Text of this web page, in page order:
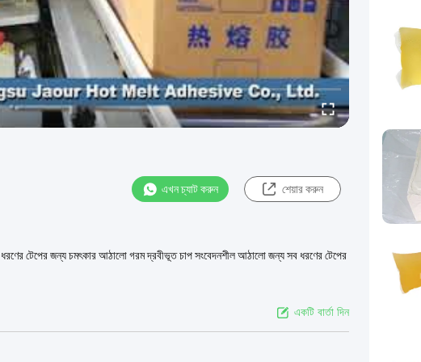
এখন চ্যাট করুন শেয়ার করুন
টেপের জন্য চমৎকার আঠালো গরম দ্রবীভূত চাপ সংবেদনশীল আঠালো জন্য সব ধরণের টেপের
একটি বার্তা দিন